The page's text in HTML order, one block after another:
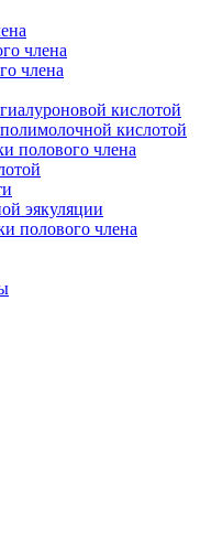
члена
члена
кислотой
кислотой
полового члена
эякуляции
полового члена